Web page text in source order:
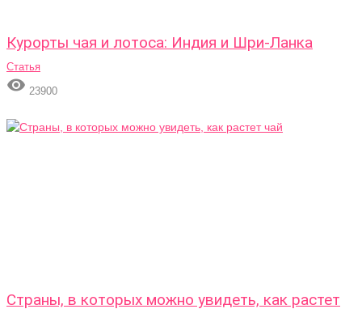
Курорты чая и лотоса: Индия и Шри-Ланка
Статья
 23900
Страны, в которых можно увидеть, как растет